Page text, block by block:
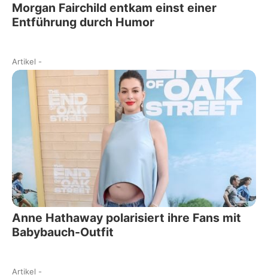
Morgan Fairchild entkam einst einer
Entführung durch Humor
Artikel -
Anne Hathaway polarisiert ihre Fans mit
Babybauch-Outfit
Artikel -